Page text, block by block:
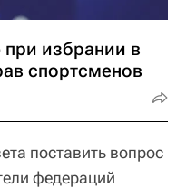
при избрании в
спортсменов
поставить вопрос
федераций